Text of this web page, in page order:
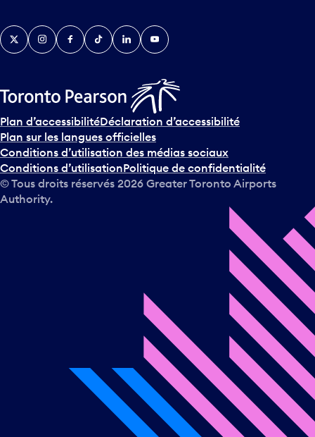
TwitterInstagramFacebook
TikTokLinkedInYouTube
Plan d’accessibilitéDéclaration d’accessibilité
Plan sur les langues officielles
Conditions d’utilisation des médias sociaux
Conditions d’utilisationPolitique de confidentialité
© Tous droits réservés 2026 Greater Toronto Airports
Authority.